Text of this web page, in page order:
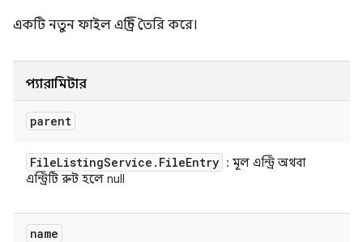
একটি নতুন ফাইল এন্ট্রি তৈরি করে।
প্যারামিটার
parent
FileListingService . FileEntry : মূল এন্ট্রি অথবা
এন্ট্রিটি রুট হলে null
name